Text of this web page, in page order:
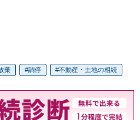
棄 調停 不動産・土地の相続